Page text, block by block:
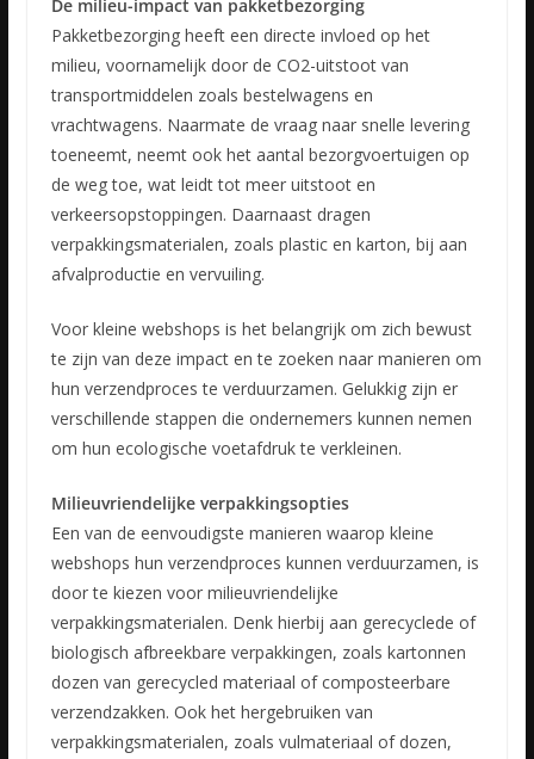
De milieu-impact van pakketbezorging
Pakketbezorging heeft een directe invloed op het
milieu, voornamelijk door de CO2-uitstoot van
transportmiddelen zoals bestelwagens en
vrachtwagens. Naarmate de vraag naar snelle levering
toeneemt, neemt ook het aantal bezorgvoertuigen op
de weg toe, wat leidt tot meer uitstoot en
verkeersopstoppingen. Daarnaast dragen
verpakkingsmaterialen, zoals plastic en karton, bij aan
afvalproductie en vervuiling.
Voor kleine webshops is het belangrijk om zich bewust
te zijn van deze impact en te zoeken naar manieren om
hun verzendproces te verduurzamen. Gelukkig zijn er
verschillende stappen die ondernemers kunnen nemen
om hun ecologische voetafdruk te verkleinen.
Milieuvriendelijke verpakkingsopties
Een van de eenvoudigste manieren waarop kleine
webshops hun verzendproces kunnen verduurzamen, is
door te kiezen voor milieuvriendelijke
verpakkingsmaterialen. Denk hierbij aan gerecyclede of
biologisch afbreekbare verpakkingen, zoals kartonnen
dozen van gerecycled materiaal of composteerbare
verzendzakken. Ook het hergebruiken van
verpakkingsmaterialen, zoals vulmateriaal of dozen,